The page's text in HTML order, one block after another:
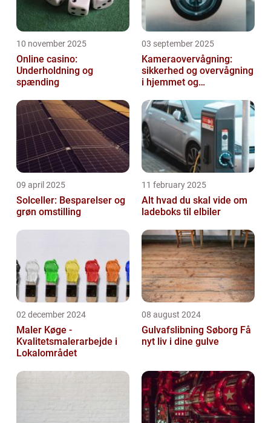
10 november 2025
Online casino:
Underholdning og
spænding
03 september 2025
Kameraovervågning:
sikkerhed og overvågning
i hjemmet og
09 april 2025
Solceller: Besparelser og
grøn omstilling
11 february 2025
Alt hvad du skal vide om
ladeboks til elbiler
02 december 2024
Maler Køge -
Kvalitetsmalerarbejde i
Lokalområdet
08 august 2024
Gulvafslibning Søborg Få
nyt liv i dine gulve